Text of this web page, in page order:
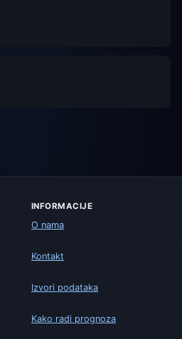
INFORMACIJE
O nama
Kontakt
Izvori podataka
Kako radi prognoza